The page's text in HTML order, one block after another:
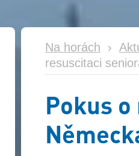
Na horách ›
resuscitaci
Pokus